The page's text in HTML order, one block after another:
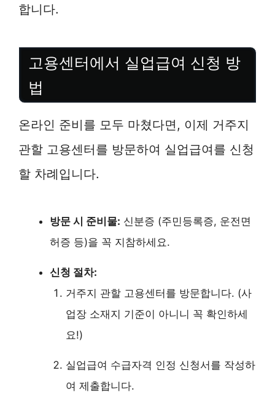
합니다.
고용센터에서 실업급여 신청 방
법
온라인 준비를 모두 마쳤다면, 이제 거주지
관할 고용센터를 방문하여 실업급여를 신청
할 차례입니다.
방문 시 준비물: 신분증 (주민등록증, 운전면
허증 등)을 꼭 지참하세요.
신청 절차:
거주지 관할 고용센터를 방문합니다. (사
업장 소재지 기준이 아니니 꼭 확인하세
요!)
실업급여 수급자격 인정 신청서를 작성하
여 제출합니다.